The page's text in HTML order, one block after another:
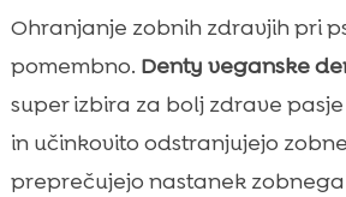
Ohranjanje zobnih zdravjih pri
pomembno. Denty veganske
super izbira za bolj zdrave pasje
in učinkovito odstranjujejo
preprečujejo nastanek